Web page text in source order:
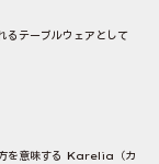
るテーブルウェアとして
を意味する Karelia（カ